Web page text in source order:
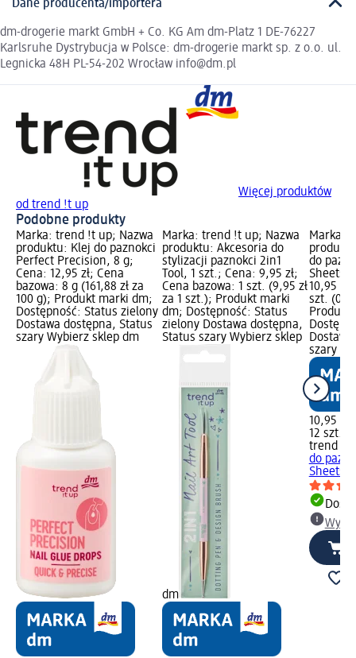
Dane producenta/importera
dm-drogerie markt GmbH + Co. KG Am dm-Platz 1 DE-76227
Karlsruhe Dystrybucja w Polsce: dm-drogerie markt sp. z o.o. ul.
Legnicka 48H PL-54-202 Wrocław info@dm.pl
Więcej produktów
od trend !t up
Podobne produkty
Marka: trend !t up; Nazwa
produktu: Klej do paznokci
Perfect Precision, 8 g;
Cena: 12,95 zł; Cena
bazowa: 8 g (161,88 zł za
100 g); Produkt marki dm;
Dostępność: Status zielony
Dostawa dostępna, Status
szary Wybierz sklep dm
Marka: trend !t up; Nazwa
produktu: Akcesoria do
stylizacji paznokci 2in1
Tool, 1 szt.; Cena: 9,95 zł;
Cena bazowa: 1 szt. (9,95 zł
za 1 szt.); Produkt marki
dm; Dostępność: Status
zielony Dostawa dostępna,
Status szary Wybierz sklep
dm
Marka:
do
Sheets,
10,95
szt.
Produkt
szary
10,95 zł
12 szt.
trend !t
do
Sheets,